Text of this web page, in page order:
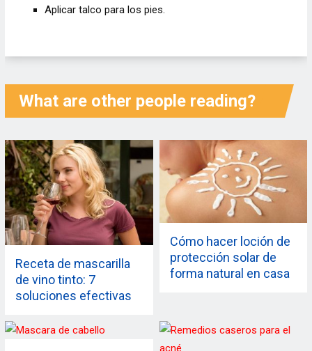
Aplicar talco para los pies.
What are other people reading?
Receta de mascarilla
de vino tinto: 7
soluciones efectivas
Cómo hacer loción de
protección solar de
forma natural en casa